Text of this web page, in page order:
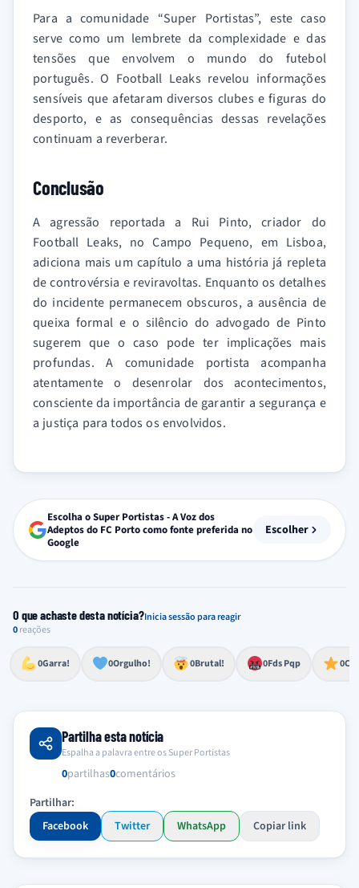
Para a comunidade “Super Portistas”, este caso
serve como um lembrete da complexidade e das
tensões que envolvem o mundo do futebol
português. O Football Leaks revelou informações
sensíveis que afetaram diversos clubes e figuras do
desporto, e as consequências dessas revelações
continuam a reverberar.
Conclusão
A agressão reportada a Rui Pinto, criador do
Football Leaks, no Campo Pequeno, em Lisboa,
adiciona mais um capítulo a uma história já repleta
de controvérsia e reviravoltas. Enquanto os detalhes
do incidente permanecem obscuros, a ausência de
queixa formal e o silêncio do advogado de Pinto
sugerem que o caso pode ter implicações mais
profundas. A comunidade portista acompanha
atentamente o desenrolar dos acontecimentos,
consciente da importância de garantir a segurança e
a justiça para todos os envolvidos.
Escolha o Super Portistas - A Voz dos
Adeptos do FC Porto como fonte preferida no
Google
Escolher
O que achaste desta notícia?Inicia sessão para reagir
0reações
0Garra!
Esforço, determinação, aprovação forte
0Orgulho!
Lealdade, amor clubístico, sentimento profundo
0Brutal!
Impressionante, chocante, de grande impacto 0Fds Pqp
Reação de desespero, raiva, frustração ou espanto extremo 0
Excelência, destaque, o melhor
Partilha esta notícia
Espalha a palavra entre os Super Portistas
0partilhas0comentários
Partilhar:
Facebook
Twitter WhatsApp Copiar link